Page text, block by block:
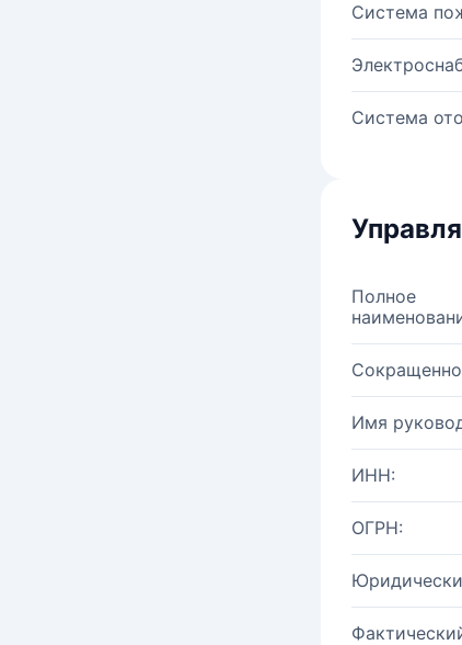
Система
Система
Полное
Имя
ИНН:
ОГРН: